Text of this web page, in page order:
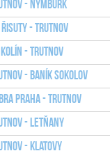
- Nymburk
Řisuty - Trutnov
Kolín - Trutnov
- Baník Sokolov
Praha - Trutnov
- Letňany
- Klatovy